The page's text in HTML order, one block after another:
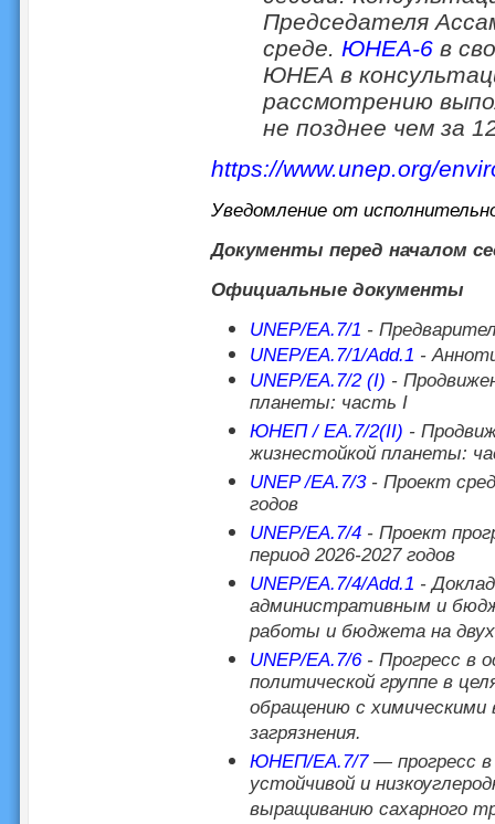
Председателя
среде. ЮНЕА-6в
ЮНЕА в
рассмотрению
не позднее чем за
https://www.unep.org/
Уведомление от
Документы перед началом
Официальные документы
UNEP/EA.7/1 -
UNEP/EA.7/1/Add.1 -
UNEP/EA.7/2 (I) -
планеты: часть I
ЮНЕП / EA.7/2(II) -
жизнестойкой планеты:
UNEP /EA.7/3- Проект
годов
UNEP/EA.7/4- Проект
период 2026-2027 годов
UNEP/EA.7/4/Add.1 -
административным и
работы и бюджета на
UNEP/EA.7/6- Прогресс в
политической группе в
обращению с
загрязнения.
ЮНЕП/EA.7/7— прогресс в
устойчивой и
выращиванию сахарного